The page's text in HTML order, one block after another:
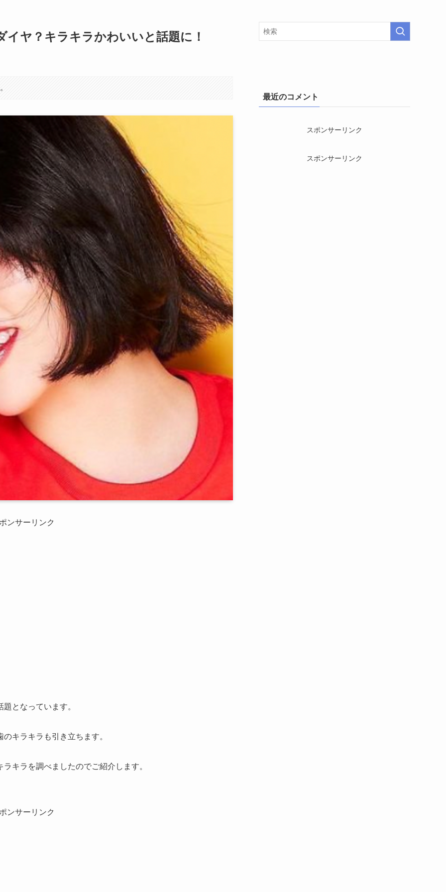
ヤ？キラキラかわいいと話題に！
ンサーリンク
となっています。
キラキラも引き立ちます。
キラを調べましたのでご紹介します。
ンサーリンク
最近のコメント
スポンサーリンク
スポンサーリンク